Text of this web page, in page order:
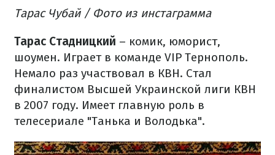
Тарас Чубай / Фото из инстаграмма
Тарас Стадницкий – комик, юморист,
шоумен. Играет в команде VIP Тернополь.
Немало раз участвовал в КВН. Стал
финалистом Высшей Украинской лиги КВН
в 2007 году. Имеет главную роль в
телесериале "Танька и Володька".